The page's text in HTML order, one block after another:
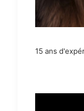
15 ans